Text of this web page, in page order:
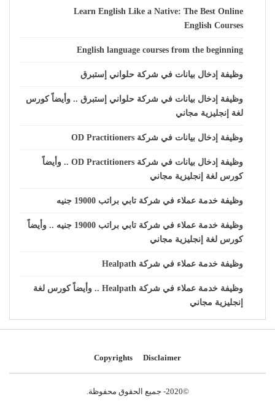
Learn English Like a Native: The Best Online
English Courses
English language courses from the beginning
وظيفة إدخال بيانات في شركة حلواني إستبرق
وظيفة إدخال بيانات في شركة حلواني إستبرق .. وأيضاً كورس
لغة إنجليزية مجاني
وظيفة إدخال بيانات في شركة OD Practitioners
وظيفة إدخال بيانات في شركة OD Practitioners .. وأيضاً
كورس لغة إنجليزية مجاني
وظيفة خدمة عملاء في شركة تابي براتب 19000 جنيه
وظيفة خدمة عملاء في شركة تابي براتب 19000 جنيه .. وأيضاً
كورس لغة إنجليزية مجاني
وظيفة خدمة عملاء في شركة Healpath
وظيفة خدمة عملاء في شركة Healpath .. وأيضاً كورس لغة
إنجليزية مجاني
Disclaimer
Copyrights
©2020- جميع الحقوق محفوظة.